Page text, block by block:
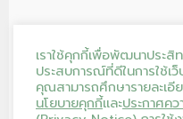
เราใช้คุกกี้เพื่อพัฒนาประสิ
ประสบการณ์ที่ดีในการใช้
คุณสามารถศึกษารายละเอี
นโยบายคุกกี้และประกาศค